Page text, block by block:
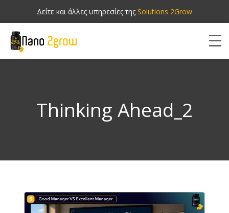
Δείτε και άλλες υπηρεσίες της Solutions 2Grow
Thinking Ahead_2